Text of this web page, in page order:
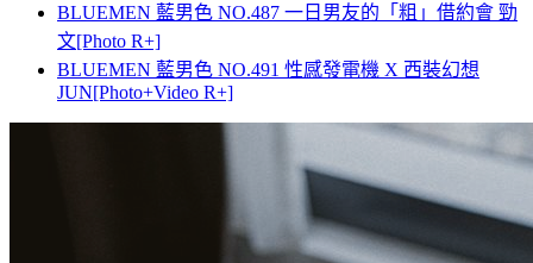
BLUEMEN 藍男色 NO.487 一日男友的「粗」借約會 勁
文[Photo R+]
BLUEMEN 藍男色 NO.491 性感發電機 X 西裝幻想
JUN[Photo+Video R+]